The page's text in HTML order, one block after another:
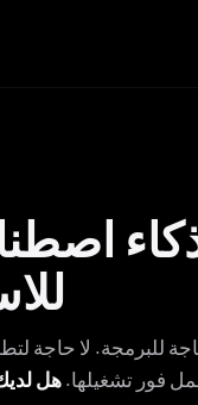
للبرمجة. لا حاجة
فور تشغيلها.هل